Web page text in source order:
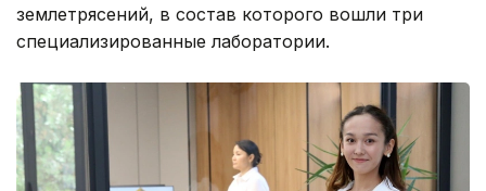
землетрясений, в состав которого вошли три
специализированные лаборатории.